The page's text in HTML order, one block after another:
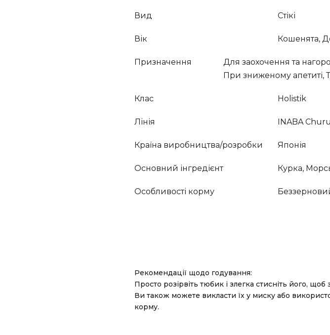
Вид Стікі
Вік Кошенята,
Призначення
Для заохочення та
При зниженому апетиті,
Клас Holistik
Лінія INABA Churu
Країна виробництва/розробки Японія
Основний інгредієнт Курка,
Особливості корму
Рекомендації щодо годування:
Просто розірвіть тюбик і злегка стисніть його, щоб
Ви також можете викласти їх у миску або
корму.